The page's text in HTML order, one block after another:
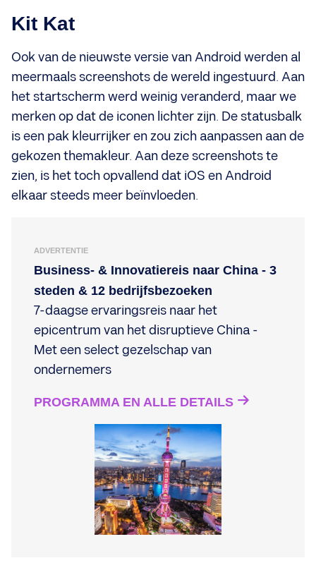
Kit Kat
Ook van de nieuwste versie van Android werden al
meermaals screenshots de wereld ingestuurd. Aan
het startscherm werd weinig veranderd, maar we
merken op dat de iconen lichter zijn. De statusbalk
is een pak kleurrijker en zou zich aanpassen aan de
gekozen themakleur. Aan deze screenshots te
zien, is het toch opvallend dat iOS en Android
elkaar steeds meer beïnvloeden.
ADVERTENTIE
Business- & Innovatiereis naar China - 3
steden & 12 bedrijfsbezoeken
7-daagse ervaringsreis naar het
epicentrum van het disruptieve China -
Met een select gezelschap van
ondernemers
PROGRAMMA EN ALLE DETAILS